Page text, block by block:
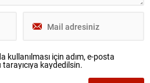
kullanılması için adım, e-posta
kaydedilsin.